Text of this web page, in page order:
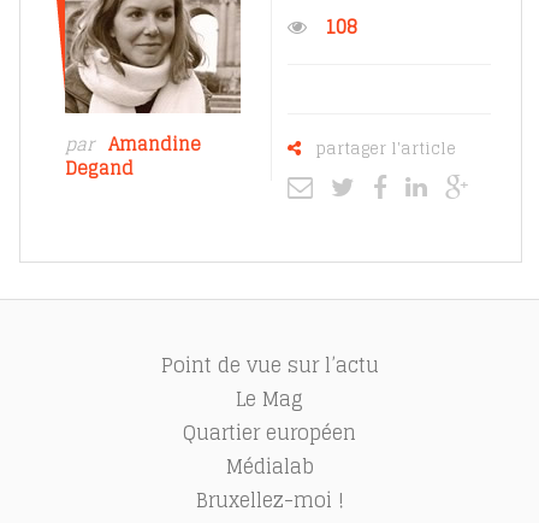
par Amandine
Degand
108
partager l'article
Point de vue sur l’actu
Le Mag
Quartier européen
Médialab
Bruxellez-moi !